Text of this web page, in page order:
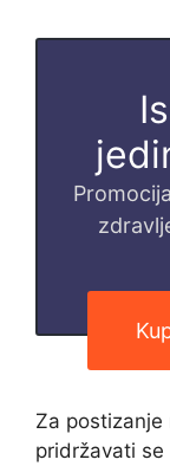
Za postizanje
pridržavati